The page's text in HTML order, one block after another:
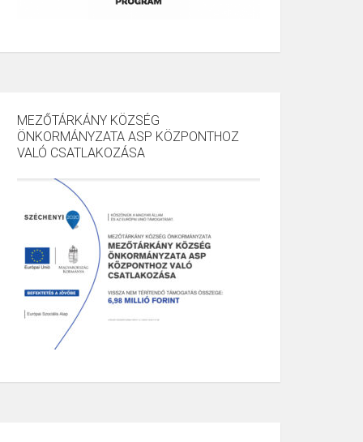
MEZŐTÁRKÁNY KÖZSÉG
ÖNKORMÁNYZATA ASP KÖZPONTHOZ
VALÓ CSATLAKOZÁSA